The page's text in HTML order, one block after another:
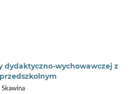
dydaktyczno-wychowawczej z